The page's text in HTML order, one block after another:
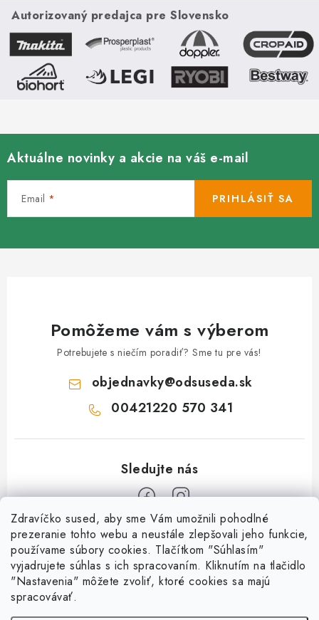
Zdravíčko sused, aby sme Vám umožnili pohodlné
prezeranie tohto webu a neustále zlepšovali jeho funkcie,
používame súbory cookies. Tlačítkom "Súhlasím"
vyjadrujete súhlas s ich spracovaním. Kliknutím na tlačidlo
"Nastavenia" môžete zvoliť, ktoré cookies sa majú
spracovávať.
Autorizovaný predajca pre Slovensko
Aktuálne novinky a akcie na váš e-mail
Email PRIHLÁSIŤ SA
Pomôžeme vám s výberom
Potrebujete s niečím poradiť? Sme tu pre vás!
objednavky@odsuseda.sk
00421220 570 341
O nás
Kontakty
Všetko o nákupe